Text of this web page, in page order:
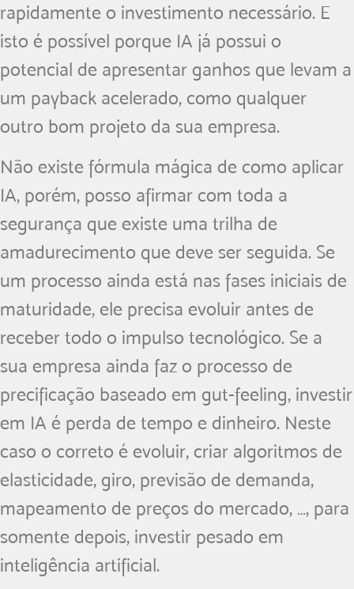
rapidamente o investimento necessário. E
isto é possível porque IA já possui o
potencial de apresentar ganhos que levam a
um payback acelerado, como qualquer
outro bom projeto da sua empresa.
Não existe fórmula mágica de como aplicar
IA, porém, posso afirmar com toda a
segurança que existe uma trilha de
amadurecimento que deve ser seguida. Se
um processo ainda está nas fases iniciais de
maturidade, ele precisa evoluir antes de
receber todo o impulso tecnológico. Se a
sua empresa ainda faz o processo de
precificação baseado em gut-feeling, investir
em IA é perda de tempo e dinheiro. Neste
caso o correto é evoluir, criar algoritmos de
elasticidade, giro, previsão de demanda,
mapeamento de preços do mercado, …, para
somente depois, investir pesado em
inteligência artificial.